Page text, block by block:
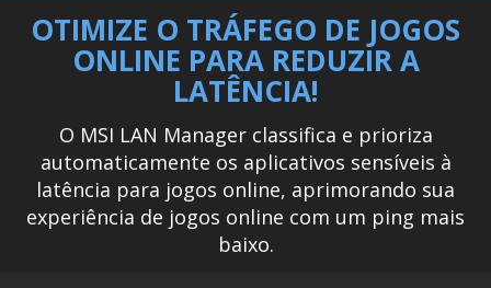
OTIMIZE O TRÁFEGO DE JOGOS
ONLINE PARA REDUZIR A
LATÊNCIA!
O MSI LAN Manager classifica e prioriza
automaticamente os aplicativos sensíveis à
latência para jogos online, aprimorando sua
experiência de jogos online com um ping mais
baixo.